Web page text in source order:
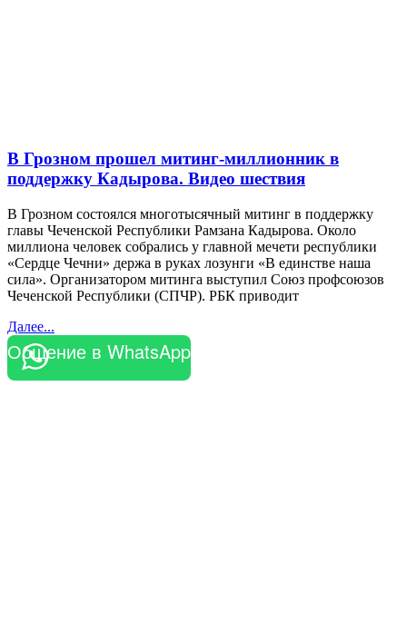
В Грозном прошел митинг-миллионник в
поддержку Кадырова. Видео шествия
В Грозном состоялся многотысячный митинг в поддержку
главы Чеченской Республики Рамзана Кадырова. Около
миллиона человек собрались у главной мечети республики
«Сердце Чечни» держа в руках лозунги «В единстве наша
сила». Организатором митинга выступил Союз профсоюзов
Чеченской Республики (СПЧР). РБК приводит
Далее...
Общение в WhatsApp